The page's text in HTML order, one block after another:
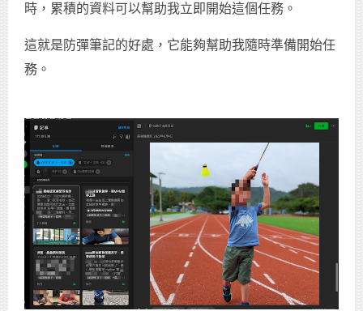
時，累積的資料可以幫助我立即開始這個任務。
這就是防彈筆記的好處，它能夠幫助我隨時準備開始任
務。